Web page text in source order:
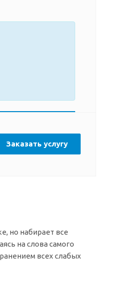
Заказать услугу
но набирает все
на слова самого
всех слабых